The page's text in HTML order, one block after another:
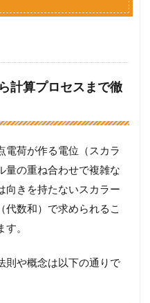
計算プロセスまで徹
電荷が作る電位（スカラ
量の重ね合わせで複雑な
向きを持たないスカラー
代数和）で求められるこ
。
則や概念は以下の通りで